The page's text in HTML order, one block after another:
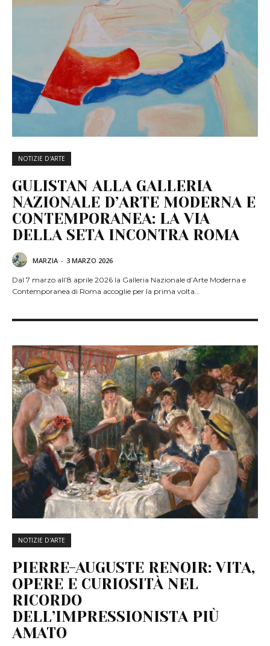
NOTIZIE D'ARTE
GULISTAN ALLA GALLERIA
NAZIONALE D’ARTE MODERNA E
CONTEMPORANEA: LA VIA
DELLA SETA INCONTRA ROMA
MARZIA - 3 MARZO 2026
Dal 7 marzo all’8 aprile 2026 la Galleria Nazionale d’Arte Moderna e
Contemporanea di Roma accoglie per la prima volta...
NOTIZIE D'ARTE
PIERRE-AUGUSTE RENOIR: VITA,
OPERE E CURIOSITÀ NEL
RICORDO
DELL’IMPRESSIONISTA PIÙ
AMATO